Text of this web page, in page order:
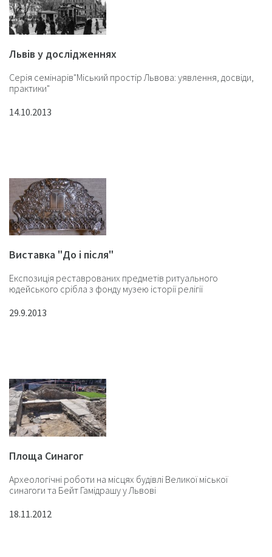
Львів у дослідженнях
Серія семінарів"Міський простір Львова: уявлення, досвіди,
практики"
14.10.2013
Виставка "До і після"
Експозиція реставрованих предметів ритуального
юдейського срібла з фонду музею історії релігії
29.9.2013
Площа Синагог
Археологічні роботи на місцях будівлі Великої міської
синагоги та Бейт Гамідрашу у Львові
18.11.2012